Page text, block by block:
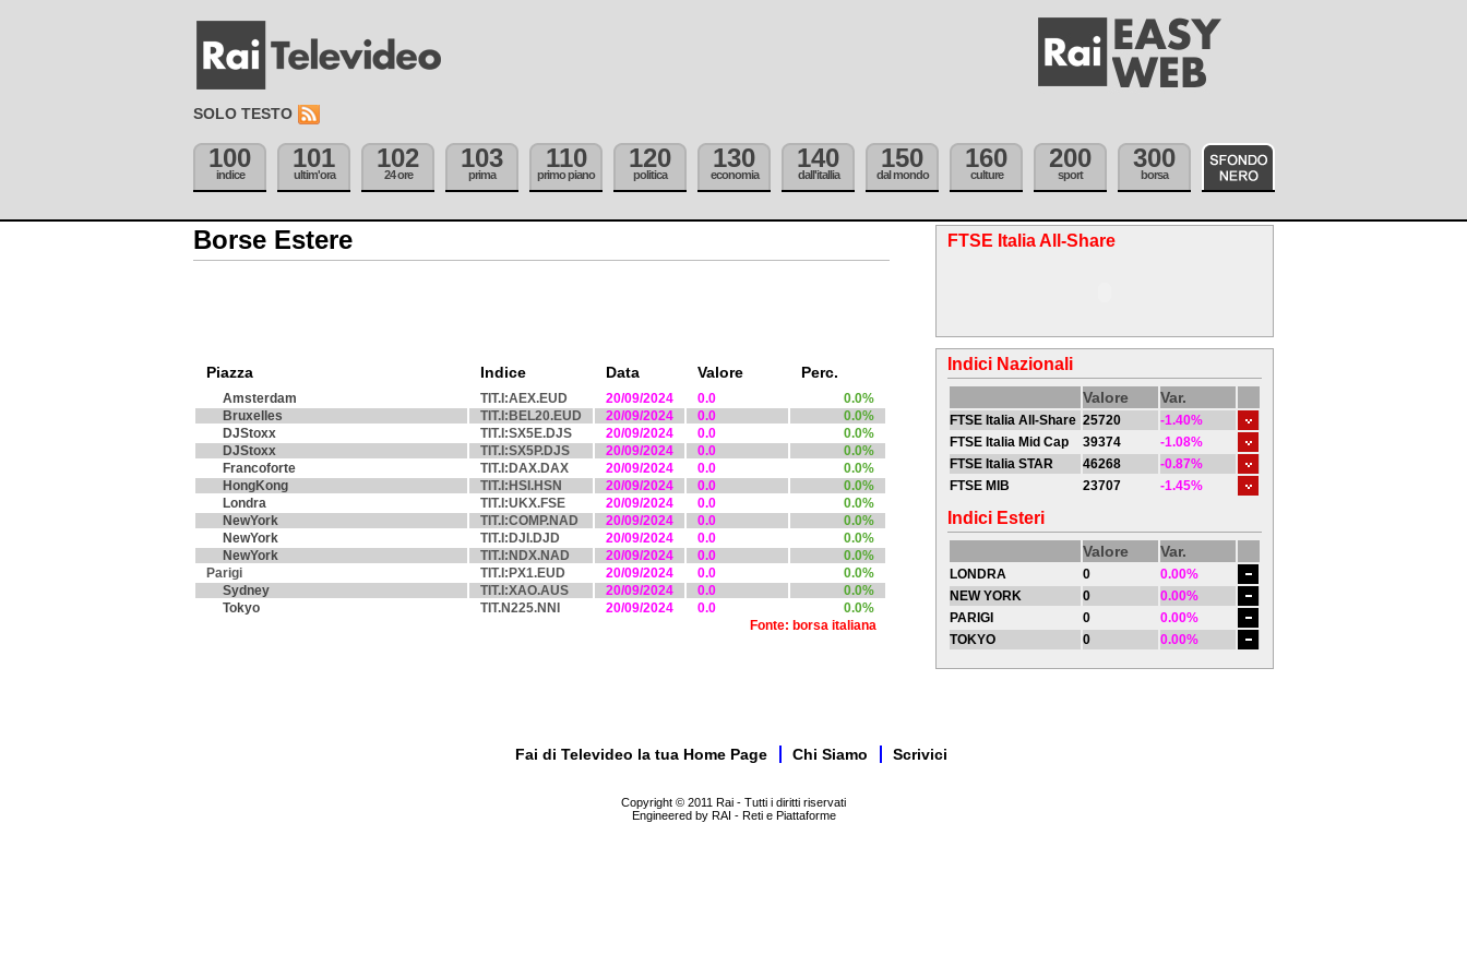
SOLO TESTO
100
indice
101
ultim'ora
102
24 ore
103
prima
110
primo piano
120
politica
130
economia
140
dall'itallia
150
dal mondo
160
culture
200
sport
300
borsa
Borse Estere
Piazza Indice Data Valore Perc.
Amsterdam TIT.I:AEX.EUD 20/09/2024 0.0
0.0%
Bruxelles
TIT.I:BEL20.EUD 20/09/2024 0.0
0.0%
DJStoxx
TIT.I:SX5E.DJS 20/09/2024 0.0
0.0%
DJStoxx
TIT.I:SX5P.DJS 20/09/2024 0.0
0.0%
Francoforte
TIT.I:DAX.DAX 20/09/2024 0.0
0.0%
HongKong
TIT.I:HSI.HSN 20/09/2024 0.0
0.0%
Londra
TIT.I:UKX.FSE 20/09/2024 0.0
0.0%
NewYork
TIT.I:COMP.NAD 20/09/2024 0.0
0.0%
NewYork
TIT.I:DJI.DJD 20/09/2024 0.0
0.0%
NewYork
TIT.I:NDX.NAD 20/09/2024 0.0
0.0%
Parigi
TIT.I:PX1.EUD 20/09/2024 0.0
0.0%
Sydney
TIT.I:XAO.AUS 20/09/2024 0.0
0.0%
Tokyo
TIT.N225.NNI 20/09/2024 0.0
0.0%
Fonte: borsa italiana
FTSE Italia All-Share
Indici Nazionali
Valore Var.
FTSE Italia All-Share 25720
-1.40%
FTSE Italia Mid Cap
39374
-1.08%
FTSE Italia STAR
46268
-0.87%
FTSE MIB
23707 -1.45%
Indici Esteri
Valore Var.
LONDRA 0
0.00%
NEW YORK
0
0.00%
PARIGI
0
0.00%
TOKYO
0 0.00%
Fai di Televideo la tua Home Page Chi Siamo Scrivici
Copyright © 2011 Rai - Tutti i diritti riservati
Engineered by RAI - Reti e Piattaforme